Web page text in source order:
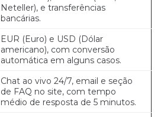
Neteller), e transferências
bancárias.
EUR (Euro) e USD (Dólar
americano), com conversão
automática em alguns casos.
Chat ao vivo 24/7, email e seção
de FAQ no site, com tempo
médio de resposta de 5 minutos.